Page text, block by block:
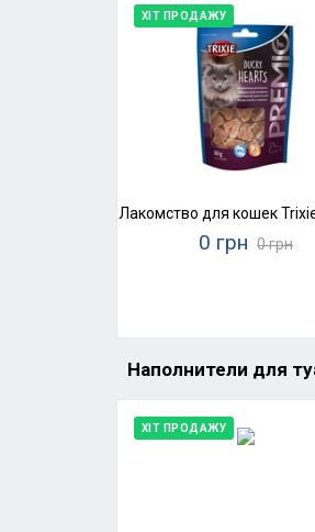
ХІТ ПРОДАЖУ
Лакомство для кошек
0 грн 0 грн
Наполнители для
ХІТ ПРОДАЖУ